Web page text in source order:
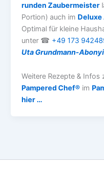
runden Zaubermeister
Portion) auch im
Optimal für kleine
unter ☎ +49 173
Uta Grundmann-
Weitere Rezepte & Infos
Pampered Chef® im
hier …